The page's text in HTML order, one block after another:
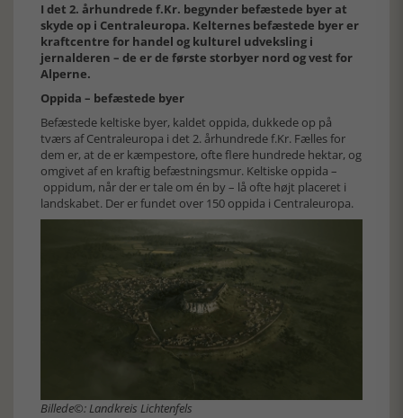
I det 2. århundrede f.Kr. begynder befæstede byer at
skyde op i Centraleuropa. Kelternes befæstede byer er
kraftcentre for handel og kulturel udveksling i
jernalderen – de er de første storbyer nord og vest for
Alperne.
Oppida – befæstede byer
Befæstede keltiske byer, kaldet oppida, dukkede op på
tværs af Centraleuropa i det 2. århundrede f.Kr. Fælles for
dem er, at de er kæmpestore, ofte flere hundrede hektar, og
omgivet af en kraftig befæstningsmur. Keltiske oppida –
oppidum, når der er tale om én by – lå ofte højt placeret i
landskabet. Der er fundet over 150 oppida i Centraleuropa.
Billede©: Landkreis Lichtenfels